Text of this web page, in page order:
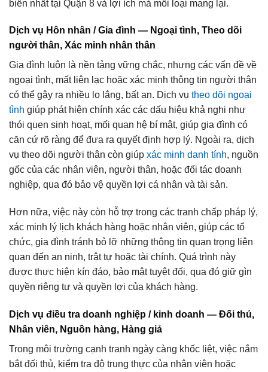
biến nhất tại Quận 8 và lợi ích mà mỗi loại mang lại.
Dịch vụ Hôn nhân / Gia đình — Ngoại tình, Theo dõi
người thân, Xác minh nhân thân
Gia đình luôn là nền tảng vững chắc, nhưng các vấn đề về
ngoại tình, mất liên lạc hoặc xác minh thông tin người thân
có thể gây ra nhiều lo lắng, bất an. Dịch vụ theo dõi ngoại
tình giúp phát hiện chính xác các dấu hiệu khả nghi như
thói quen sinh hoạt, mối quan hệ bí mật, giúp gia đình có
căn cứ rõ ràng để đưa ra quyết định hợp lý. Ngoài ra, dịch
vụ theo dõi người thân còn giúp xác minh danh tính, nguồn
gốc của các nhân viên, người thân, hoặc đối tác doanh
nghiệp, qua đó bảo vệ quyền lợi cá nhân và tài sản.
Hơn nữa, việc này còn hỗ trợ trong các tranh chấp pháp lý,
xác minh lý lịch khách hàng hoặc nhân viên, giúp các tổ
chức, gia đình tránh bỏ lỡ những thông tin quan trọng liên
quan đến an ninh, trật tự hoặc tài chính. Quá trình này
được thực hiện kín đáo, bảo mật tuyệt đối, qua đó giữ gìn
quyền riêng tư và quyền lợi của khách hàng.
Dịch vụ điều tra doanh nghiệp / kinh doanh — Đối thủ,
Nhân viên, Nguồn hàng, Hàng giả
Trong môi trường cạnh tranh ngày càng khốc liệt, việc nắm
bắt đối thủ, kiểm tra độ trung thực của nhân viên hoặc